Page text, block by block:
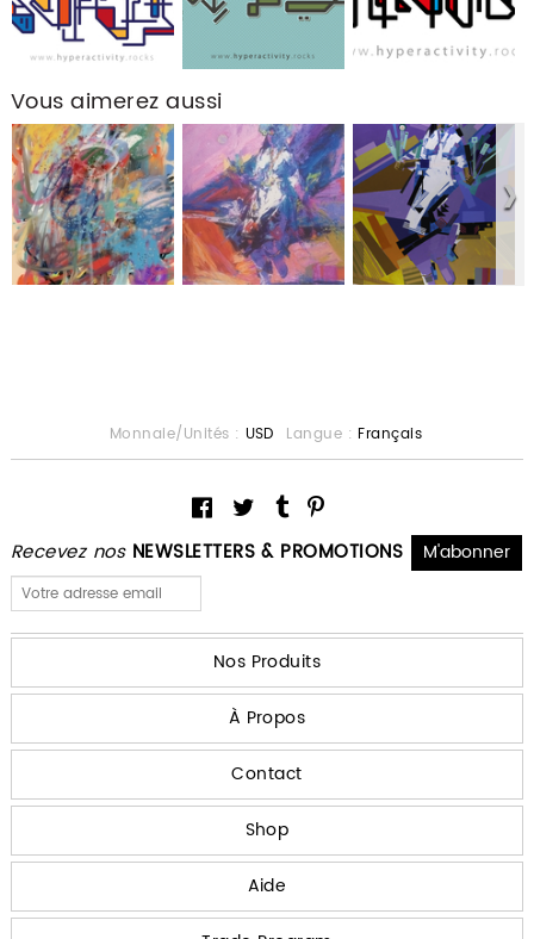
Vous aimerez aussi
Recevez nos NEWSLETTERS & PROMOTIONS
Monnaie/Unités : USD Langue : Français
Nos Produits
À Propos
Contact
Shop
Aide